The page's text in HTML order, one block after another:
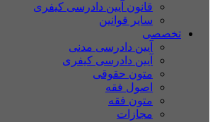
قانون آیین دادرسی کیفری
سایر قوانین
تخصصی
آیین دادرسی مدنی
آیین دادرسی کیفری
متون حقوقی
اصول فقه
متون فقه
مجازات